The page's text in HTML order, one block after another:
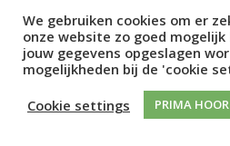
gezaaid voor het
verbeelding: de
de ontwikkeling van het
jonge kind. Boven alles
overbrengen van het
luisteren naar muziek. De
muziekvoorstellingen van
We gebruiken cookies om er
onze website zo goed
jouw gegevens opgeslagen
mogelijkheden bij de 'cookie
Cookie settings
PRIMA HOOR